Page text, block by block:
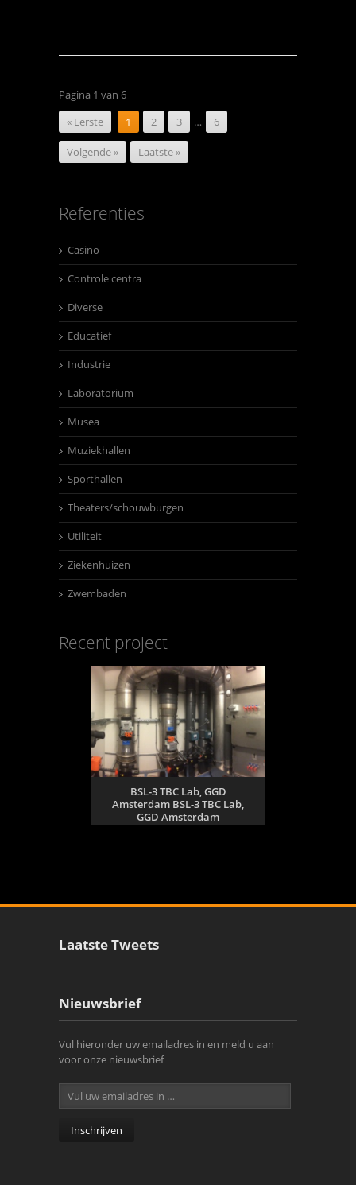
Pagina 1 van 6
« Eerste
1 2 3 … 6
Volgende » Laatste »
Referenties
Casino
Controle centra
Diverse
Educatief
Industrie
Laboratorium
Musea
Muziekhallen
Sporthallen
Theaters/schouwburgen
Utiliteit
Ziekenhuizen
Zwembaden
Recent project
BSL-3 TBC Lab, GGD
Amsterdam BSL-3 TBC Lab,
GGD Amsterdam
Laatste Tweets
Nieuwsbrief
Vul hieronder uw emailadres in en meld u aan
voor onze nieuwsbrief